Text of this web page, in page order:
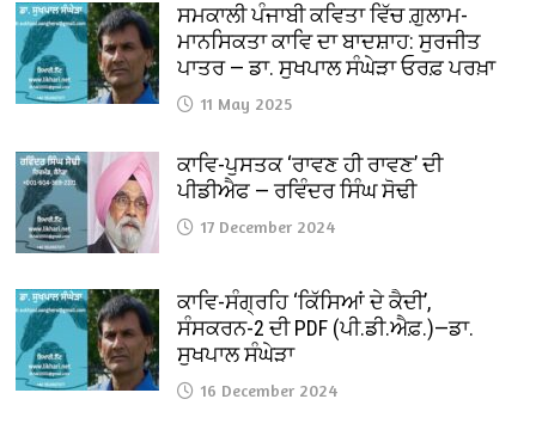
ਸਮਕਾਲੀ ਪੰਜਾਬੀ ਕਵਿਤਾ ਵਿੱਚ ਗ਼ੁਲਾਮ-
ਮਾਨਸਿਕਤਾ ਕਾਵਿ ਦਾ ਬਾਦਸ਼ਾਹ: ਸੁਰਜੀਤ
ਪਾਤਰ — ਡਾ. ਸੁਖਪਾਲ ਸੰਘੇੜਾ ਓਰਫ਼ ਪਰਖ਼ਾ
11 May 2025
ਕਾਵਿ-ਪੁਸਤਕ ‘ਰਾਵਣ ਹੀ ਰਾਵਣ’ ਦੀ
ਪੀਡੀਐਫ — ਰਵਿੰਦਰ ਸਿੰਘ ਸੋਢੀ
17 December 2024
ਕਾਵਿ-ਸੰਗ੍ਰਹਿ ‘ਕਿੱਸਿਆਂ ਦੇ ਕੈਦੀ’,
ਸੰਸਕਰਨ-2 ਦੀ PDF (ਪੀ.ਡੀ.ਐਫ਼.)—ਡਾ.
ਸੁਖਪਾਲ ਸੰਘੇੜਾ
16 December 2024